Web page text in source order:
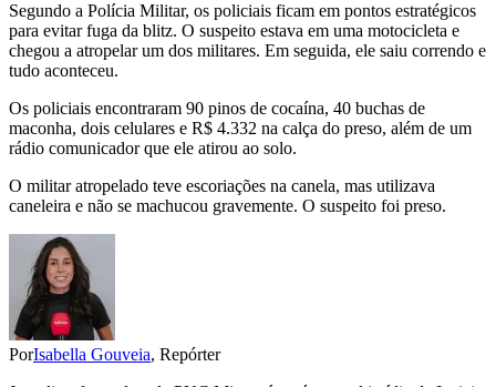
Segundo a Polícia Militar, os policiais ficam em pontos estratégicos
para evitar fuga da blitz. O suspeito estava em uma motocicleta e
chegou a atropelar um dos militares. Em seguida, ele saiu correndo e
tudo aconteceu.
Os policiais encontraram 90 pinos de cocaína, 40 buchas de
maconha, dois celulares e R$ 4.332 na calça do preso, além de um
rádio comunicador que ele atirou ao solo.
O militar atropelado teve escoriações na canela, mas utilizava
caneleira e não se machucou gravemente. O suspeito foi preso.
PorIsabella Gouveia, Repórter